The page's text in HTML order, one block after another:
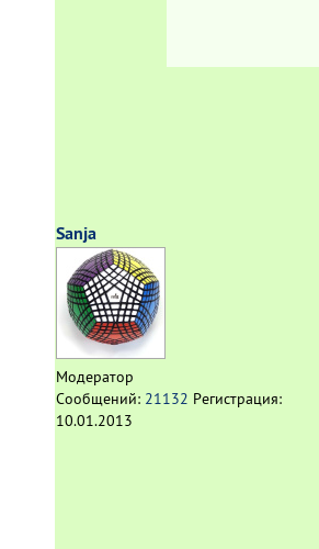
Sanja
Модератор
Сообщений: 21132 Регистрация:
10.01.2013